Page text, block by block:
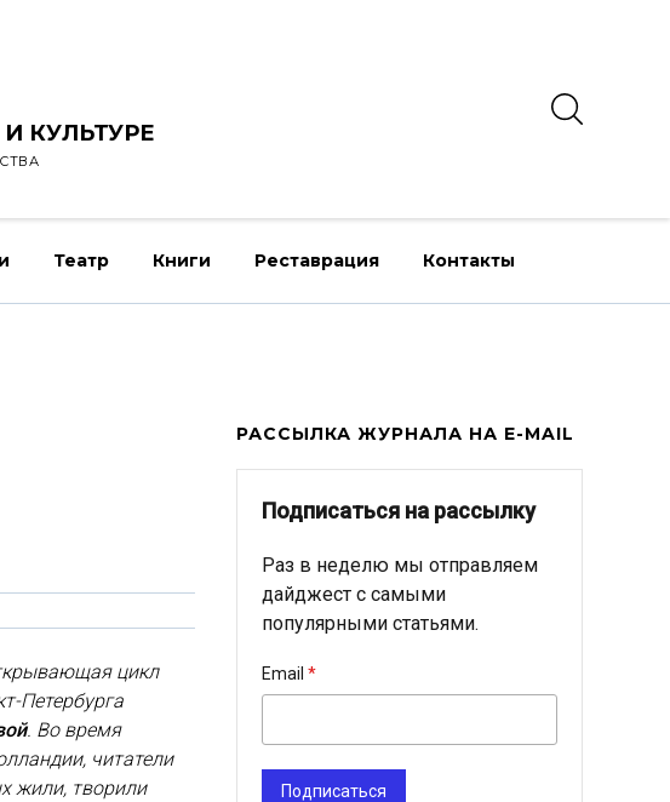
КУЛЬТУРЕ
Театр Книги Реставрация Контакты
цикл
Петербурга
. Во время
читатели
жили, творили
РАССЫЛКА ЖУРНАЛА НА E-MAIL
Подписаться на рассылку
Раз в неделю мы отправляем
дайджест с самыми
популярными статьями.
Email
Подписаться